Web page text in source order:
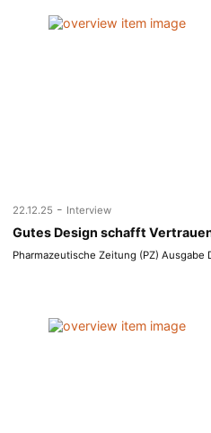
22.12.25 - Interview
Gutes Design schafft
Pharmazeutische Zeitung (PZ) Ausgabe